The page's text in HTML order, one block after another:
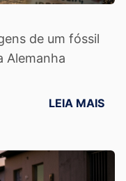
de um fóssil
Alemanha
LEIA MAIS